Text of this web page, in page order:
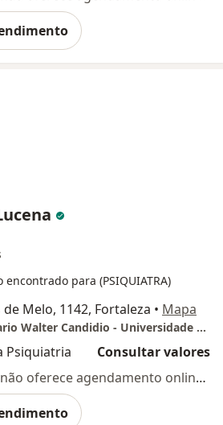
encontrado para (PSIQUIATRA)
Melo, 1142, Fortaleza • Mapa
Hospital Universitario Walter Candidio - Universidade Federal do Ceara
Psiquiatria
Consultar valores
Esse especialista não oferece agendamento online para esse endereço.